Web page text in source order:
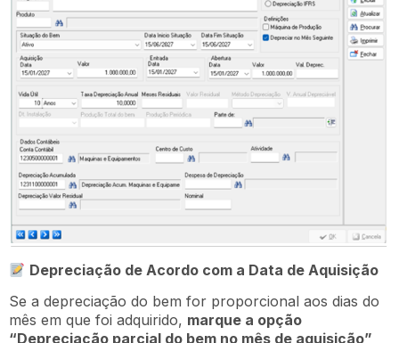
Depreciação de Acordo com a Data de Aquisição
Se a depreciação do bem for proporcional aos dias do
mês em que foi adquirido, marque a opção
“Depreciação parcial do bem no mês de aquisição”